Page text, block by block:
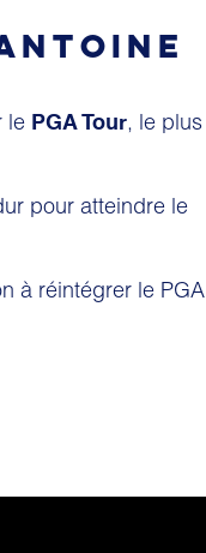
le PGA Tour, le plus
pour atteindre le
à réintégrer le PGA